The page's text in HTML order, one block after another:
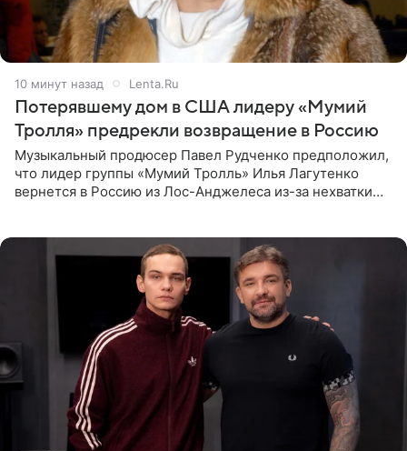
10 минут назад Lenta.Ru
Потерявшему дом в США лидеру «Мумий
Тролля» предрекли возвращение в Россию
Музыкальный продюсер Павел Рудченко предположил,
что лидер группы «Мумий Тролль» Илья Лагутенко
вернется в Россию из Лос-Анджелеса из-за нехватки